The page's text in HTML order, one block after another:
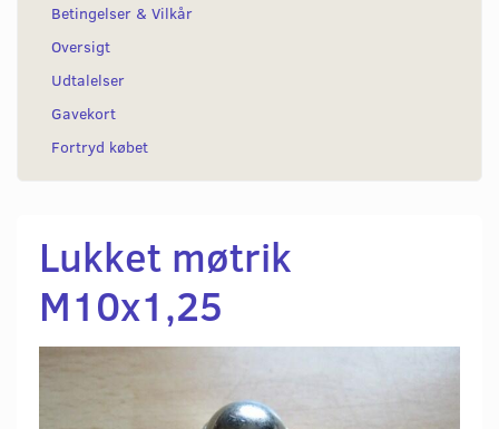
Betingelser & Vilkår
Oversigt
Udtalelser
Gavekort
Fortryd købet
Lukket møtrik
M10x1,25